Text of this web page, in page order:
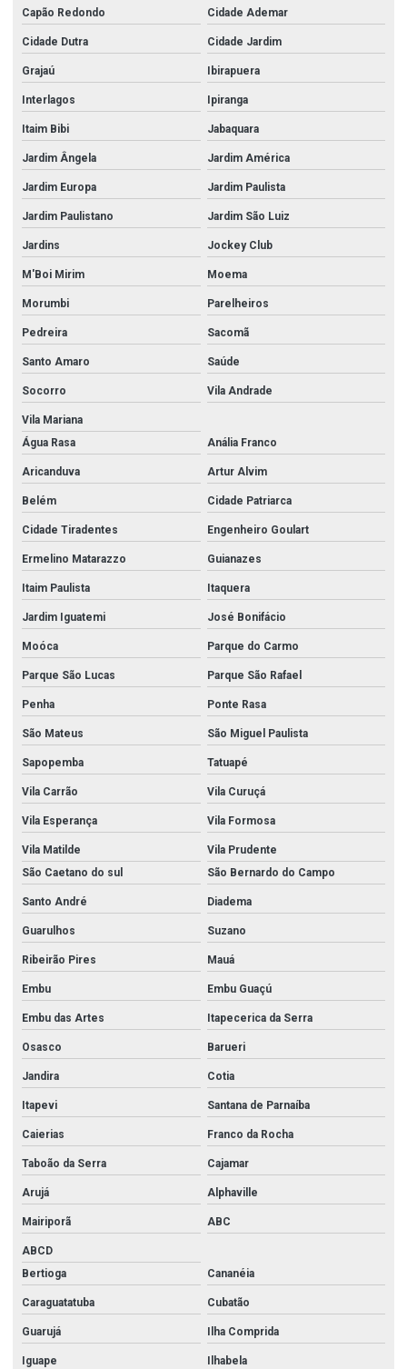
Capão Redondo Cidade Ademar
Cidade Dutra Cidade Jardim
Grajaú Ibirapuera
Interlagos Ipiranga
Itaim Bibi Jabaquara
Jardim Ângela Jardim América
Jardim Europa Jardim Paulista
Jardim Paulistano Jardim São Luiz
Jardins Jockey Club
M'Boi Mirim Moema
Morumbi Parelheiros
Pedreira Sacomã
Santo Amaro Saúde
Socorro Vila Andrade
Vila Mariana
Água Rasa
Anália Franco
Aricanduva Artur Alvim
Belém Cidade Patriarca
Cidade Tiradentes Engenheiro Goulart
Ermelino Matarazzo Guianazes
Itaim Paulista Itaquera
Jardim Iguatemi José Bonifácio
Moóca Parque do Carmo
Parque São Lucas Parque São Rafael
Penha Ponte Rasa
São Mateus São Miguel Paulista
Sapopemba Tatuapé
Vila Carrão Vila Curuçá
Vila Esperança Vila Formosa
Vila Matilde
Vila Prudente
São Caetano do sul
São Bernardo do Campo
Santo André Diadema
Guarulhos Suzano
Ribeirão Pires Mauá
Embu Embu Guaçú
Embu das Artes Itapecerica da Serra
Osasco Barueri
Jandira Cotia
Itapevi Santana de Parnaíba
Caierias Franco da Rocha
Taboão da Serra Cajamar
Arujá Alphaville
Mairiporã ABC
ABCD
Bertioga
Cananéia
Caraguatatuba Cubatão
Guarujá Ilha Comprida
Iguape Ilhabela